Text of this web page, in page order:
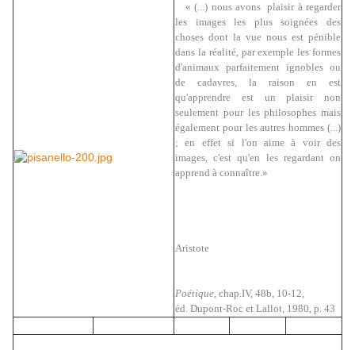
« (...) nous avons plaisir à regarder
les images les plus soignées des
choses dont la vue nous est pénible
dans la réalité, par exemple les formes
d'animaux parfaitement ignobles ou
de cadavres, la raison en est
qu'apprendre est un plaisir non
seulement pour les philosophes mais
également pour les autres hommes (...)
; en effet si l'on aime à voir des
images, c'est qu'en les regardant on
apprend à connaître.»
Aristote
Poétique, chap.IV, 48b, 10-12,
éd. Dupont-Roc et Lallot, 1980, p. 43